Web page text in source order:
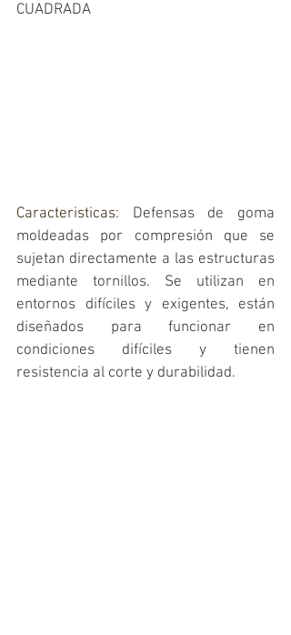
CUADRADA
Caracteristicas: Defensas de goma
moldeadas por compresión que se
sujetan directamente a las estructuras
mediante tornillos. Se utilizan en
entornos difíciles y exigentes, están
diseñados para funcionar en
condiciones difíciles y tienen
resistencia al corte y durabilidad.